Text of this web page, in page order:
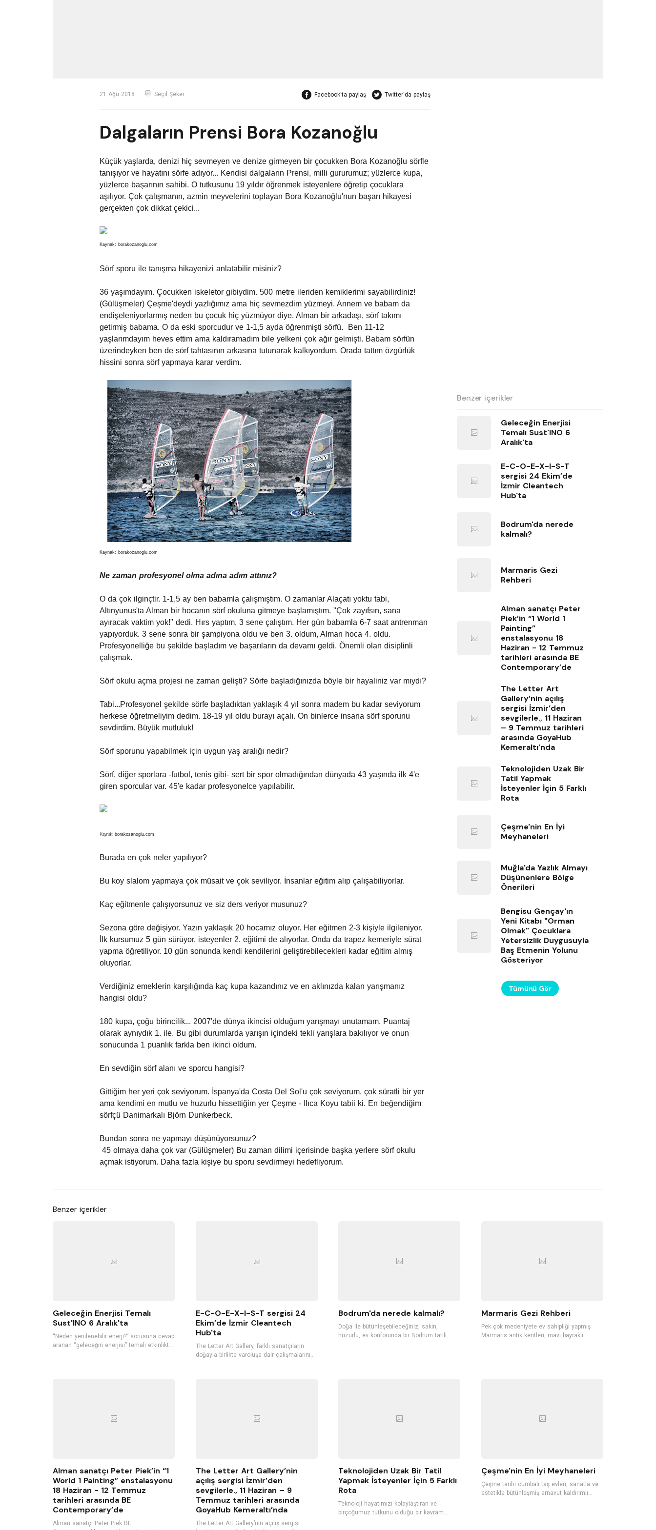
21 Ağu 2018 Seçil Şeker Facebook'ta paylaş Twitter'da paylaş
Dalgaların Prensi Bora Kozanoğlu
Küçük yaşlarda, denizi hiç sevmeyen ve denize girmeyen bir çocukken Bora Kozanoğlu sörfle
tanışıyor ve hayatını sörfe adıyor... Kendisi dalgaların Prensi, milli gururumuz; yüzlerce kupa,
yüzlerce başarının sahibi. O tutkusunu 19 yıldır öğrenmek isteyenlere öğretip çocuklara
aşılıyor. Çok çalışmanın, azmin meyvelerini toplayan Bora Kozanoğlu'nun başarı hikayesi
gerçekten çok dikkat çekici...
Kaynak: borakozanoglu.com
Sörf sporu ile tanışma hikayenizi anlatabilir misiniz?
36 yaşımdayım. Çocukken iskeletor gibiydim. 500 metre ileriden kemiklerimi sayabilirdiniz!
(Gülüşmeler) Çeşme'deydi yazlığımız ama hiç sevmezdim yüzmeyi. Annem ve babam da
endişeleniyorlarmış neden bu çocuk hiç yüzmüyor diye. Alman bir arkadaşı, sörf takımı
getirmiş babama. O da eski sporcudur ve 1-1,5 ayda öğrenmişti sörfü. Ben 11-12
yaşlarımdayım heves ettim ama kaldıramadım bile yelkeni çok ağır gelmişti. Babam sörfün
üzerindeyken ben de sörf tahtasının arkasına tutunarak kalkıyordum. Orada tattım özgürlük
hissini sonra sörf yapmaya karar verdim.
Kaynak: borakozanoglu.com
Ne zaman profesyonel olma adına adım attınız?
O da çok ilginçtir. 1-1,5 ay ben babamla çalışmıştım. O zamanlar Alaçatı yoktu tabi,
Altınyunus'ta Alman bir hocanın sörf okuluna gitmeye başlamıştım. "Çok zayıfsın, sana
ayıracak vaktim yok!" dedi. Hırs yaptım, 3 sene çalıştım. Her gün babamla 6-7 saat antrenman
yapıyorduk. 3 sene sonra bir şampiyona oldu ve ben 3. oldum, Alman hoca 4. oldu.
Profesyonelliğe bu şekilde başladım ve başarıların da devamı geldi. Önemli olan disiplinli
çalışmak.
Sörf okulu açma projesi ne zaman gelişti? Sörfe başladığınızda böyle bir hayaliniz var mıydı?
Tabi...Profesyonel şekilde sörfe başladıktan yaklaşık 4 yıl sonra madem bu kadar seviyorum
herkese öğretmeliyim dedim. 18-19 yıl oldu burayı açalı. On binlerce insana sörf sporunu
sevdirdim. Büyük mutluluk!
Sörf sporunu yapabilmek için uygun yaş aralığı nedir?
Sörf, diğer sporlara -futbol, tenis gibi- sert bir spor olmadığından dünyada 43 yaşında ilk 4'e
giren sporcular var. 45'e kadar profesyonelce yapılabilir.
Kaynak: borakozanoglu.com
Burada en çok neler yapılıyor?
Bu koy slalom yapmaya çok müsait ve çok seviliyor. İnsanlar eğitim alıp çalışabiliyorlar.
Kaç eğitmenle çalışıyorsunuz ve siz ders veriyor musunuz?
Sezona göre değişiyor. Yazın yaklaşık 20 hocamız oluyor. Her eğitmen 2-3 kişiyle ilgileniyor.
İlk kursumuz 5 gün sürüyor, isteyenler 2. eğitimi de alıyorlar. Onda da trapez kemeriyle sürat
yapma öğretiliyor. 10 gün sonunda kendi kendilerini geliştirebilecekleri kadar eğitim almış
oluyorlar.
Verdiğiniz emeklerin karşılığında kaç kupa kazandınız ve en aklınızda kalan yarışmanız
hangisi oldu?
180 kupa, çoğu birincilik... 2007'de dünya ikincisi olduğum yarışmayı unutamam. Puantaj
olarak aynıydık 1. ile. Bu gibi durumlarda yarışın içindeki tekli yarışlara bakılıyor ve onun
sonucunda 1 puanlık farkla ben ikinci oldum.
En sevdiğin sörf alanı ve sporcu hangisi?
Gittiğim her yeri çok seviyorum. İspanya'da Costa Del Sol'u çok seviyorum, çok süratli bir yer
ama kendimi en mutlu ve huzurlu hissettiğim yer Çeşme - Ilıca Koyu tabii ki. En beğendiğim
sörfçü Danimarkalı Björn Dunkerbeck.
Bundan sonra ne yapmayı düşünüyorsunuz?
45 olmaya daha çok var (Gülüşmeler) Bu zaman dilimi içerisinde başka yerlere sörf okulu
açmak istiyorum. Daha fazla kişiye bu sporu sevdirmeyi hedefliyorum.
Benzer içerikler
Geleceğin Enerjisi
Temalı Sust'INO 6
Aralık'ta
E-C-O-E-X-I-S-T
sergisi 24 Ekim’de
İzmir Cleantech
Hub'ta
Bodrum'da nerede
kalmalı?
Marmaris Gezi
Rehberi
Alman sanatçı Peter
Piek’in “1 World 1
Painting”
enstalasyonu 18
Haziran - 12 Temmuz
tarihleri arasında BE
Contemporary’de
The Letter Art
Gallery’nin açılış
sergisi İzmir’den
sevgilerle., 11 Haziran
– 9 Temmuz tarihleri
arasında GoyaHub
Kemeraltı’nda
Teknolojiden Uzak Bir
Tatil Yapmak
İsteyenler İçin 5 Farklı
Rota
Çeşme'nin En İyi
Meyhaneleri
Muğla'da Yazlık Almayı
Düşünenlere Bölge
Önerileri
Bengisu Gençay'ın
Yeni Kitabı "Orman
Olmak" Çocuklara
Yetersizlik Duygusuyla
Baş Etmenin Yolunu
Gösteriyor
Tümünü Gör
Benzer içerikler
Geleceğin Enerjisi Temalı
Sust'INO 6 Aralık'ta
“Neden yenilenebilir enerji?” sorusuna cevap
aranan “geleceğin enerjisi” temalı etkinlikte
E-C-O-E-X-I-S-T sergisi 24
Ekim’de İzmir Cleantech
Hub'ta
The Letter Art Gallery, farklı sanatçıların
doğayla birlikte varoluşa dair çalışmalarınıE-
Bodrum'da nerede kalmalı?
Doğa ile bütünleşebileceğiniz, sakin,
huzurlu, ev konforunda bir Bodrum tatili
Marmaris Gezi Rehberi
Pek çok medeniyete ev sahipliği yapmış
Marmaris antik kentleri, mavi bayraklı
Alman sanatçı Peter Piek’in “1
World 1 Painting” enstalasyonu
18 Haziran - 12 Temmuz
tarihleri arasında BE
Contemporary’de
Alman sanatçı Peter Piek BE
The Letter Art Gallery’nin
açılış sergisi İzmir’den
sevgilerle., 11 Haziran – 9
Temmuz tarihleri arasında
GoyaHub Kemeraltı’nda
The Letter Art Gallery’nin açılış sergisi
Teknolojiden Uzak Bir Tatil
Yapmak İsteyenler İçin 5 Farklı
Rota
Teknoloji hayatımızı kolaylaştıran ve
birçoğumuz tutkunu olduğu bir kavram.
Çeşme'nin En İyi Meyhaneleri
Çeşme tarihi cumbalı taş evleri, sanatla ve
estetikle bütünleşmiş arnavut kaldırımlı